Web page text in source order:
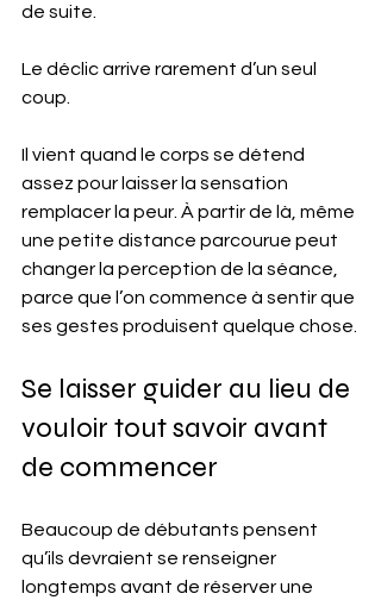
de suite.
Le déclic arrive rarement d’un seul
coup.
Il vient quand le corps se détend
assez pour laisser la sensation
remplacer la peur. À partir de là, même
une petite distance parcourue peut
changer la perception de la séance,
parce que l’on commence à sentir que
ses gestes produisent quelque chose.
Se laisser guider au lieu de
vouloir tout savoir avant
de commencer
Beaucoup de débutants pensent
qu’ils devraient se renseigner
longtemps avant de réserver une